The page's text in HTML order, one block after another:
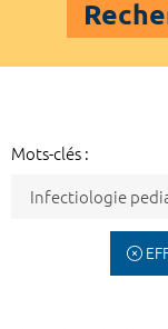
Mots-clés :